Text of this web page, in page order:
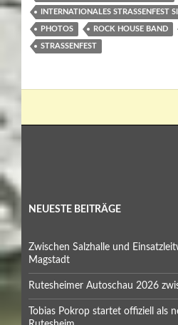
INTERNATIONALES STRASSENFEST
PHOTOS ROCK HOUSE BAND
STRASSENFEST
NEUESTE BEITRÄGE
Zwischen Salzhalle und
Magstadt
Rutesheimer Autoschau 2026
Tobias Pokrop startet offiziell als